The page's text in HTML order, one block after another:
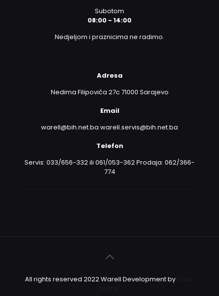
Subotom
08:00 - 14:00
Nedjeljom i praznicima ne radimo.
Adresa
Nedima Filipovića 27c 71000 Sarajevo
Email
warell@bih.net.ba warell.servis@bih.net.ba
Telefon
Servis: 033/656-332 ili 061/053-362 Prodaja: 062/366-
774
All rights reserved 2022 Warell Development by